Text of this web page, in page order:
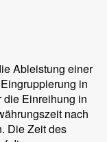
Ableistung einer
in
die Einreihung in
nach
Die Zeit des